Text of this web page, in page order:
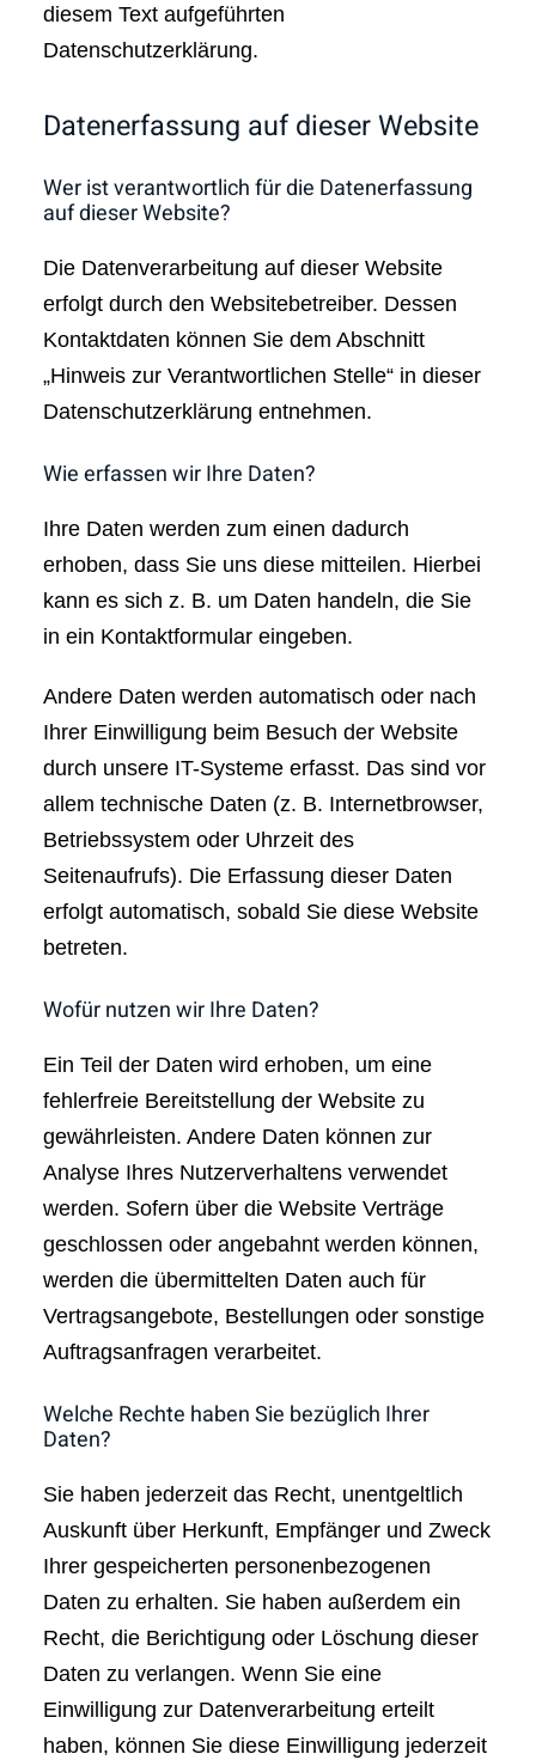
diesem Text aufgeführten
Datenschutzerklärung.
Datenerfassung auf dieser Website
Wer ist verantwortlich für die Datenerfassung
auf dieser Website?
Die Datenverarbeitung auf dieser Website
erfolgt durch den Websitebetreiber. Dessen
Kontaktdaten können Sie dem Abschnitt
„Hinweis zur Verantwortlichen Stelle“ in dieser
Datenschutzerklärung entnehmen.
Wie erfassen wir Ihre Daten?
Ihre Daten werden zum einen dadurch
erhoben, dass Sie uns diese mitteilen. Hierbei
kann es sich z. B. um Daten handeln, die Sie
in ein Kontaktformular eingeben.
Andere Daten werden automatisch oder nach
Ihrer Einwilligung beim Besuch der Website
durch unsere IT-Systeme erfasst. Das sind vor
allem technische Daten (z. B. Internetbrowser,
Betriebssystem oder Uhrzeit des
Seitenaufrufs). Die Erfassung dieser Daten
erfolgt automatisch, sobald Sie diese Website
betreten.
Wofür nutzen wir Ihre Daten?
Ein Teil der Daten wird erhoben, um eine
fehlerfreie Bereitstellung der Website zu
gewährleisten. Andere Daten können zur
Analyse Ihres Nutzerverhaltens verwendet
werden. Sofern über die Website Verträge
geschlossen oder angebahnt werden können,
werden die übermittelten Daten auch für
Vertragsangebote, Bestellungen oder sonstige
Auftragsanfragen verarbeitet.
Welche Rechte haben Sie bezüglich Ihrer
Daten?
Sie haben jederzeit das Recht, unentgeltlich
Auskunft über Herkunft, Empfänger und Zweck
Ihrer gespeicherten personenbezogenen
Daten zu erhalten. Sie haben außerdem ein
Recht, die Berichtigung oder Löschung dieser
Daten zu verlangen. Wenn Sie eine
Einwilligung zur Datenverarbeitung erteilt
haben, können Sie diese Einwilligung jederzeit